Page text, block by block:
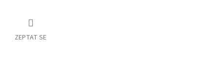
Delikatesy
vínu
ZEPTAT SE